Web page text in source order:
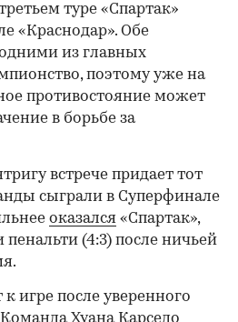
туре «Спартак»
«Краснодар». Обе
из главных
поэтому уже на
противостояние может
в борьбе за
встрече придает тот
сыграли в Суперфинале
оказался «Спартак»,
(4:3) после ничьей
игре после уверенного
Хуана Карседо